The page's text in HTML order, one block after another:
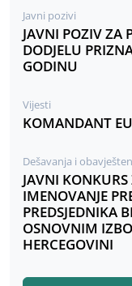
Javni pozivi
JAVNI POZIV ZA
DODJELU
GODINU
Vijesti
KOMANDANT
Dešavanja i
JAVNI
IMENOVANJE
PREDSJEDNIKA
OSNOVNIM
HERCEGOVINI